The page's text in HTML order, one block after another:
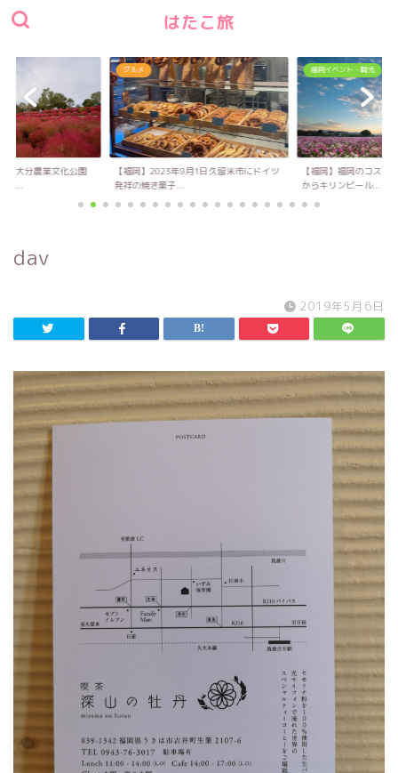
はたこ旅
！大分農業文化公園
キ...
グルメ
【福岡】2023年9月1日久留米市にドイツ
発祥の焼き菓子...
福岡イベント・観光
【福岡】福岡のコスモ
からキリンビール...
dav
2019年5月6日